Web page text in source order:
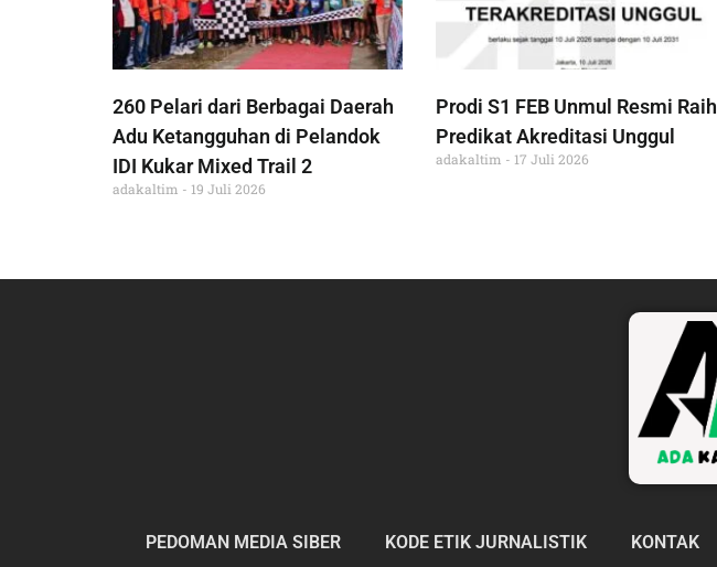
260 Pelari dari Berbagai Daerah
Adu Ketangguhan di Pelandok
IDI Kukar Mixed Trail 2
adakaltim 19 Juli 2026
Prodi S1 FEB Unmul Resmi Raih
Predikat Akreditasi Unggul
adakaltim 17 Juli 2026
PEDOMAN MEDIA SIBER KODE ETIK JURNALISTIK KONTAK